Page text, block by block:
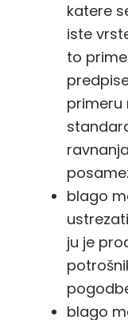
katere
iste
to
primeru
blago
ju je
blago